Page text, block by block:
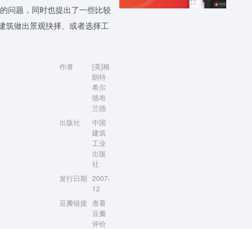
问题，同时也提出了一些比较
筑做出景观抉择、或者选择工
作者
[美]格
朗特·
希尔
德布
兰德
出版社
中国
建筑
工业
出版
社
发行日期 2007-
12
豆瓣链接 查看
豆瓣
评价